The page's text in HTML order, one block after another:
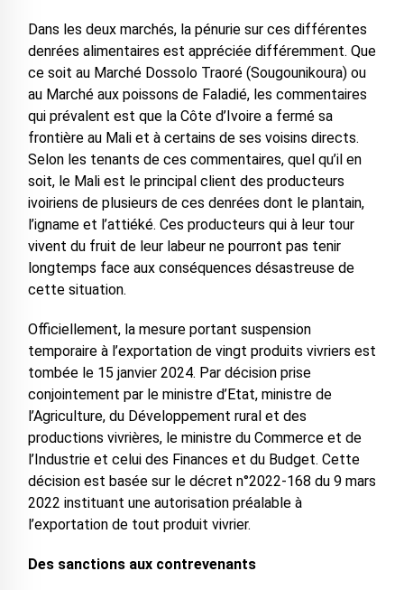
Dans les deux marchés, la pénurie sur ces différentes
denrées alimentaires est appréciée différemment. Que
ce soit au Marché Dossolo Traoré (Sougounikoura) ou
au Marché aux poissons de Faladié, les commentaires
qui prévalent est que la Côte d’Ivoire a fermé sa
frontière au Mali et à certains de ses voisins directs.
Selon les tenants de ces commentaires, quel qu’il en
soit, le Mali est le principal client des producteurs
ivoiriens de plusieurs de ces denrées dont le plantain,
l’igname et l’attiéké. Ces producteurs qui à leur tour
vivent du fruit de leur labeur ne pourront pas tenir
longtemps face aux conséquences désastreuse de
cette situation.
Officiellement, la mesure portant suspension
temporaire à l’exportation de vingt produits vivriers est
tombée le 15 janvier 2024. Par décision prise
conjointement par le ministre d’Etat, ministre de
l’Agriculture, du Développement rural et des
productions vivrières, le ministre du Commerce et de
l’Industrie et celui des Finances et du Budget. Cette
décision est basée sur le décret n°2022-168 du 9 mars
2022 instituant une autorisation préalable à
l’exportation de tout produit vivrier.
Des sanctions aux contrevenants